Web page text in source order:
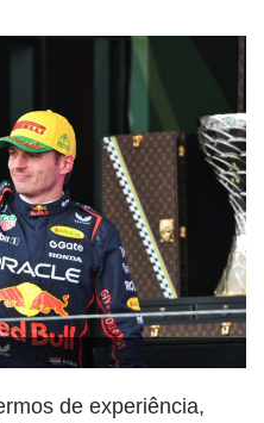
de experiência,